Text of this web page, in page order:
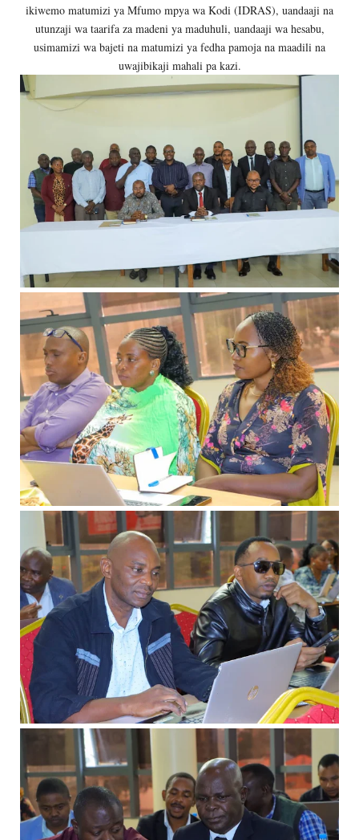
ikiwemo matumizi ya Mfumo mpya wa Kodi (IDRAS), uandaaji na
utunzaji wa taarifa za madeni ya maduhuli, uandaaji wa hesabu,
usimamizi wa bajeti na matumizi ya fedha pamoja na maadili na
uwajibikaji mahali pa kazi.